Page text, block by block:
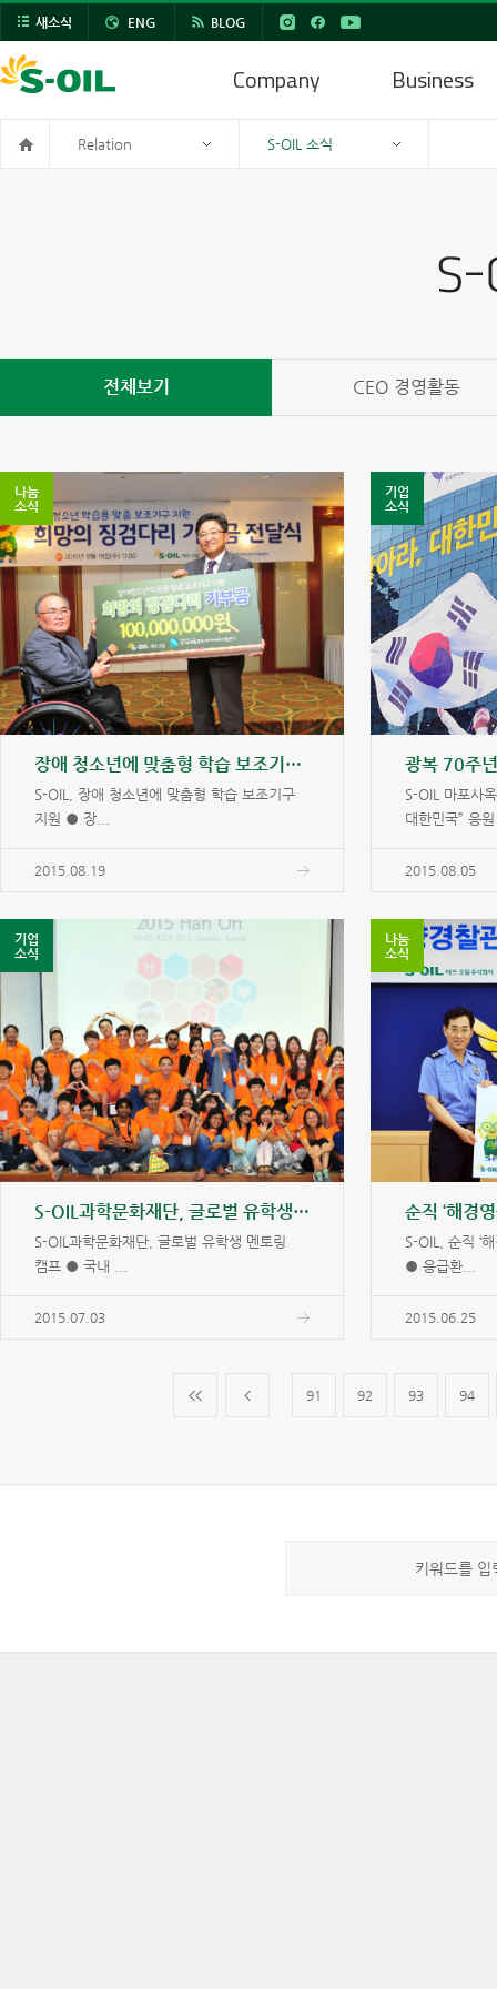
새소식 ENG BLOG
Company Business
Relation S-OIL 소식
전체보기 CEO 경영활동
나눔
소식
장애 청소년에 맞춤형 학습 보조기구 지원
S-OIL, 장애 청소년에 맞춤형 학습 보조기구
지원 ● 장...
2015.08.19
기업
소식
광복 70주
S-OIL 마포사
대한민국” 응
2015.08.05
기업
소식
S-OIL과학문화재단, 글로벌 유학생 멘토링 캠프
S-OIL과학문화재단, 글로벌 유학생 멘토링
캠프 ● 국내 ...
2015.07.03
나눔
소식
순직 ‘해경
S-OIL, 순직 ‘
● 응급환...
2015.06.25
91 92 93 94